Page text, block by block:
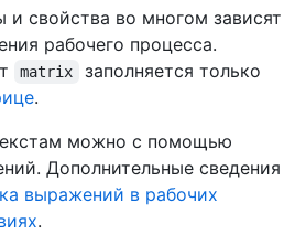
и свойства во многом зависят
рабочего процесса.
matrix
заполняется только
.
можно с помощью
Дополнительные сведения
выражений в рабочих
.